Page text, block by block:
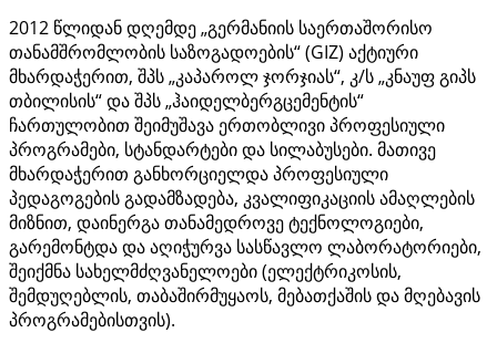
2012 წლიდან დღემდე „გერმანიის საერთაშორისო
თანამშრომლობის საზოგადოების“ (GIZ) აქტიური
მხარდაჭერით, შპს „კაპაროლ ჯორჯიას“, კ/ს „კნაუფ გიპს
თბილისის“ და შპს „ჰაიდელბერგცემენტის“
ჩართულობით შეიმუშავა ერთობლივი პროფესიული
პროგრამები, სტანდარტები და სილაბუსები. მათივე
მხარდაჭერით განხორციელდა პროფესიული
პედაგოგების გადამზადება, კვალიფიკაციის ამაღლების
მიზნით, დაინერგა თანამედროვე ტექნოლოგიები,
გარემონტდა და აღიჭურვა სასწავლო ლაბორატორიები,
შეიქმნა სახელმძღვანელოები (ელექტრიკოსის,
შემდუღებლის, თაბაშირმუყაოს, მებათქაშის და მღებავის
პროგრამებისთვის).